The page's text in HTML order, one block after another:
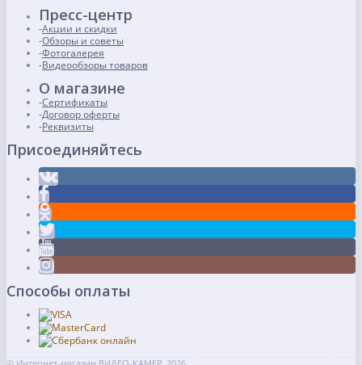
Пресс-центр
Акции и скидки
Обзоры и советы
Фотогалерея
Видеообзоры товаров
О магазине
Сертификаты
Договор оферты
Реквизиты
Присоединяйтесь
Способы оплаты